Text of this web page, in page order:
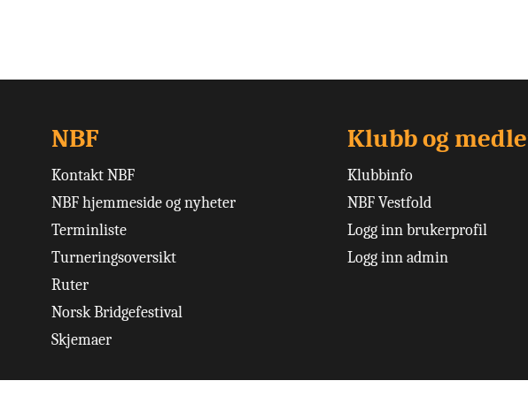
NBF
Kontakt NBF
NBF hjemmeside og nyheter
Terminliste
Turneringsoversikt
Ruter
Norsk Bridgefestival
Skjemaer
Klubb og
Klubbinfo
NBF Vestfold
Logg inn brukerprofil
Logg inn admin